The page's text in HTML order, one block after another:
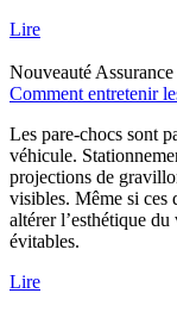
Lire
Nouveauté
Comment entretenir
Les pare-chocs sont
véhicule.
projections de
visibles. Même si ces
altérer l’esthétique
évitables.
Lire